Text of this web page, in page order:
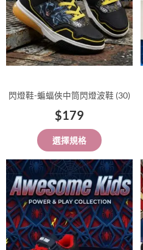
閃燈鞋-蝙蝠俠中筒閃燈波鞋 (30)
$179
選擇規格
式。
可
在
產
面
選
擇
選
項
此
產
品
有
多
種